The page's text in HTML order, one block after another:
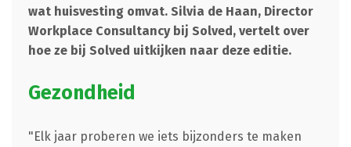
wat huisvesting omvat. Silvia de Haan, Director
Workplace Consultancy bij Solved, vertelt over
hoe ze bij Solved uitkijken naar deze editie.
Gezondheid
"Elk jaar proberen we iets bijzonders te maken